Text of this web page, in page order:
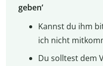
geben‘
Kannst du ihm
ich nicht
Du solltest dem